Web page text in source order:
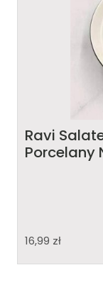
Ravi
Porcelany
16,99 zł